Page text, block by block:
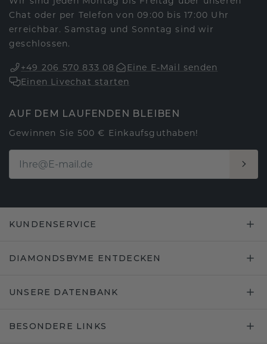
Chat oder per Telefon von 09:00 bis 17:00 Uhr
erreichbar. Samstag und Sonntag sind wir
geschlossen.
+49 206 570 833 08
Eine E-Mail senden
Einen Livechat starten
AUF DEM LAUFENDEN BLEIBEN
Gewinnen Sie 500 € Einkaufsguthaben!
KUNDENSERVICE
DIAMONDSBYME ENTDECKEN
UNSERE DATENBANK
BESONDERE LINKS